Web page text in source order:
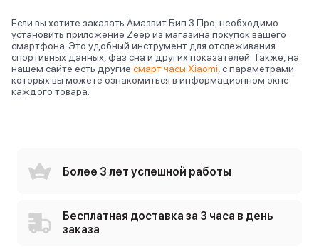
Если вы хотите заказать Амазвит Бип 3 Про, необходимо
установить приложение Zeep из магазина покупок вашего
смартфона. Это удобный инструмент для отслеживания
спортивных данных, фаз сна и других показателей. Также, на
нашем сайте есть другие смарт часы Xiaomi, с параметрами
которых вы можете ознакомиться в информационном окне
каждого товара.
Более 3 лет успешной работы
Бесплатная доставка за 3 часа в день
заказа